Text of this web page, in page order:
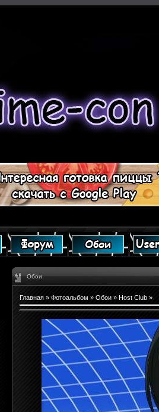
Обои
Главная » Фотоальбом » Обои » Host Club »